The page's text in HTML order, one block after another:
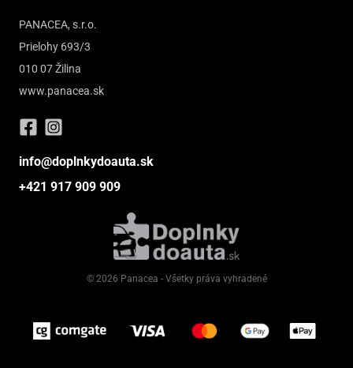
PANACEA, s.r.o.
Prielohy 693/3
010 07 Žilina
www.panacea.sk
info@doplnkydoauta.sk
+421 917 909 909
© 2026 Panacea - Všetky práva vyhradené